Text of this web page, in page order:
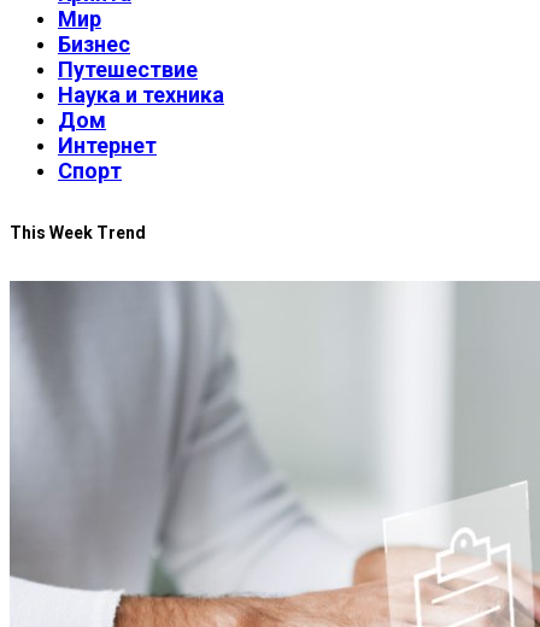
Мир
Бизнес
Путешествие
Наука и техника
Дом
Интернет
Спорт
This Week Trend